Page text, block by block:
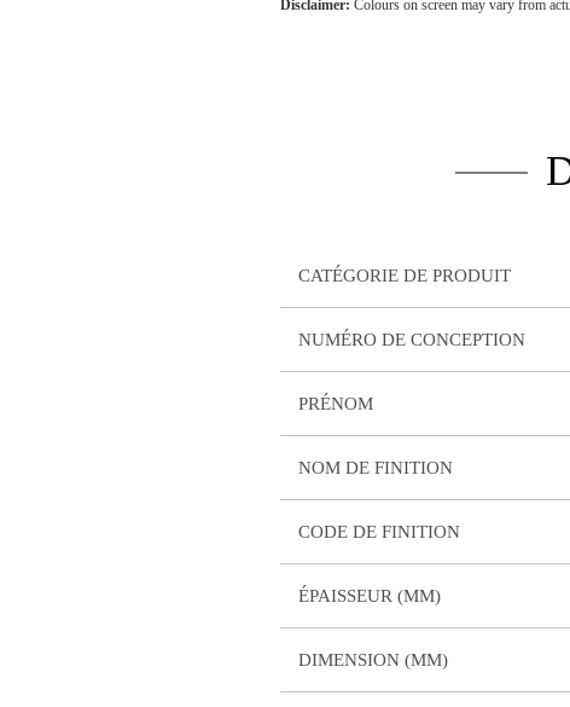
Disclaimer: Colours on screen may vary from
CATÉGORIE DE PRODUIT
NUMÉRO DE CONCEPTION
PRÉNOM
NOM DE FINITION
CODE DE FINITION
ÉPAISSEUR (MM)
DIMENSION (MM)